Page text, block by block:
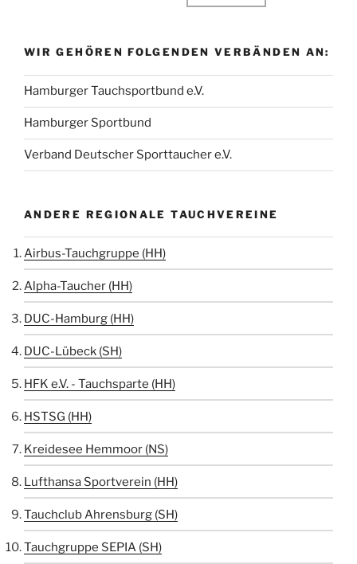
WIR GEHÖREN FOLGENDEN VERBÄNDEN AN:
Hamburger Tauchsportbund e.V.
Hamburger Sportbund
Verband Deutscher Sporttaucher e.V.
ANDERE REGIONALE TAUCHVEREINE
Airbus-Tauchgruppe (HH)
Alpha-Taucher (HH)
DUC-Hamburg (HH)
DUC-Lübeck (SH)
HFK e.V. - Tauchsparte (HH)
HSTSG (HH)
Kreidesee Hemmoor (NS)
Lufthansa Sportverein (HH)
Tauchclub Ahrensburg (SH)
Tauchgruppe SEPIA (SH)